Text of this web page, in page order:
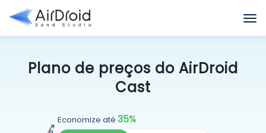
Plano de preços do AirDroid
Cast
Economize até 35%